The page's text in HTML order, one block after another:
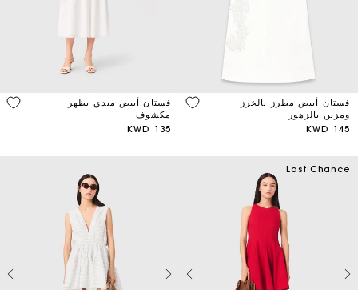
فستان أبيض مطرز بالخرز
ومزين بالزهور
145 KWD
فستان أبيض ميدي بظهر
مكشوف
135 KWD
Last Chance